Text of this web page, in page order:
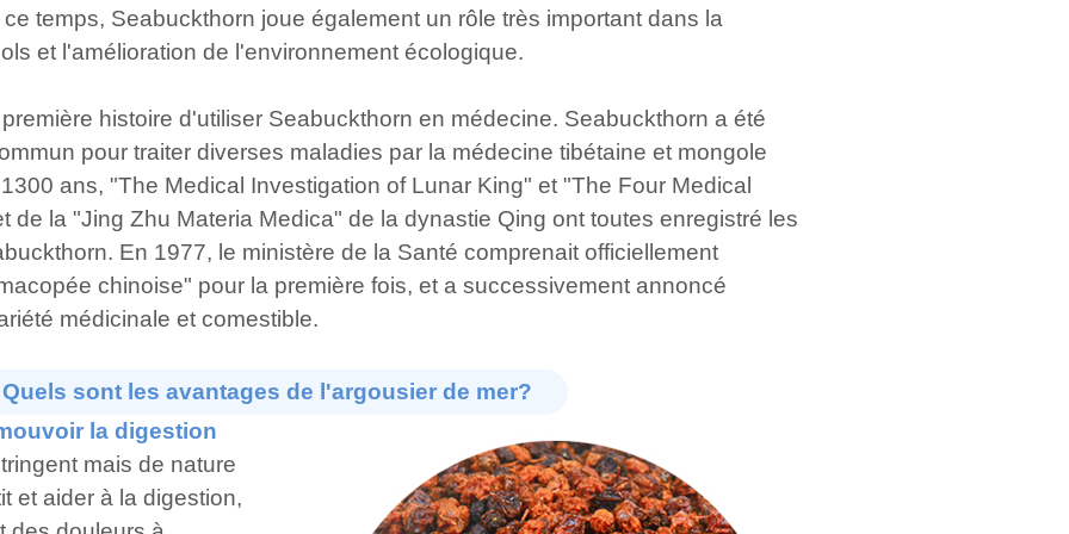
temps, Seabuckthorn joue également un rôle très important dans la
et l'amélioration de l'environnement écologique.
histoire d'utiliser Seabuckthorn en médecine. Seabuckthorn a été
pour traiter diverses maladies par la médecine tibétaine et mongole
ans, "The Medical Investigation of Lunar King" et "The Four Medical
de la "Jing Zhu Materia Medica" de la dynastie Qing ont toutes enregistré les
En 1977, le ministère de la Santé comprenait officiellement
chinoise" pour la première fois, et a successivement annoncé
médicinale et comestible.
Quels sont les avantages de l'argousier de mer?
la digestion
mais de nature
et aider à la digestion,